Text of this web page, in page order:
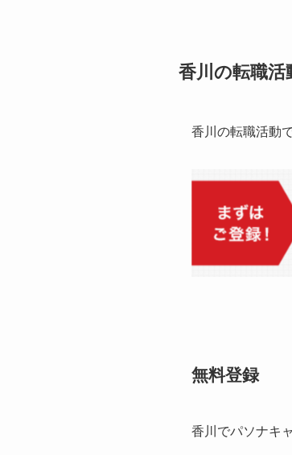
香川の転職
香川の転職活動
無料登録
香川でパソナキ